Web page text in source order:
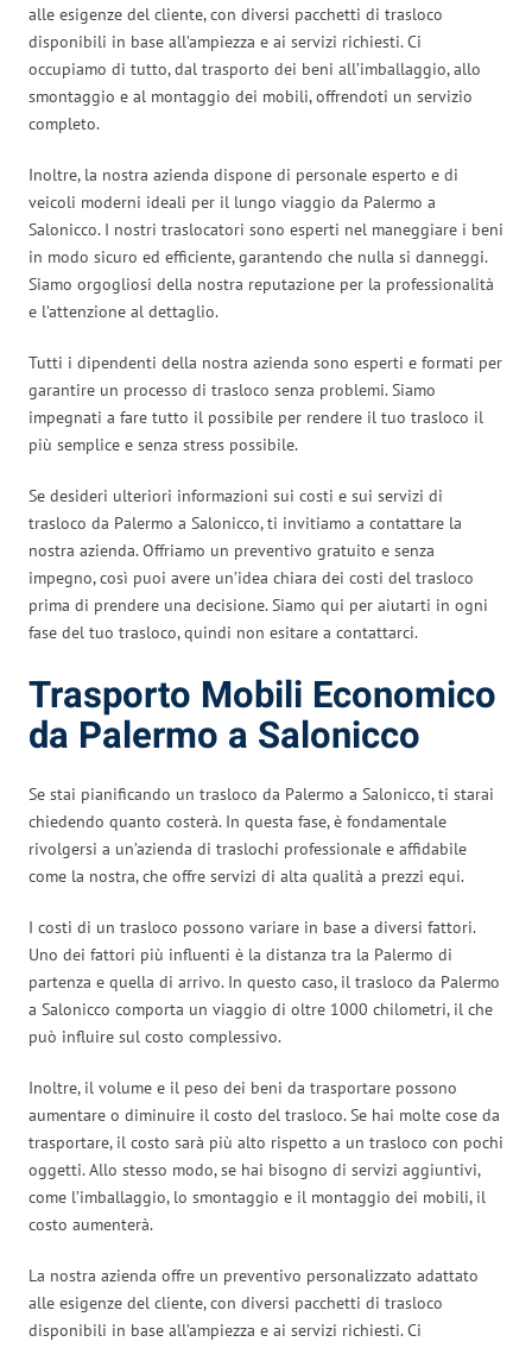
alle esigenze del cliente, con diversi pacchetti di trasloco
disponibili in base all’ampiezza e ai servizi richiesti. Ci
occupiamo di tutto, dal trasporto dei beni all’imballaggio, allo
smontaggio e al montaggio dei mobili, offrendoti un servizio
completo.
Inoltre, la nostra azienda dispone di personale esperto e di
veicoli moderni ideali per il lungo viaggio da Palermo a
Salonicco. I nostri traslocatori sono esperti nel maneggiare i beni
in modo sicuro ed efficiente, garantendo che nulla si danneggi.
Siamo orgogliosi della nostra reputazione per la professionalità
e l’attenzione al dettaglio.
Tutti i dipendenti della nostra azienda sono esperti e formati per
garantire un processo di trasloco senza problemi. Siamo
impegnati a fare tutto il possibile per rendere il tuo trasloco il
più semplice e senza stress possibile.
Se desideri ulteriori informazioni sui costi e sui servizi di
trasloco da Palermo a Salonicco, ti invitiamo a contattare la
nostra azienda. Offriamo un preventivo gratuito e senza
impegno, così puoi avere un’idea chiara dei costi del trasloco
prima di prendere una decisione. Siamo qui per aiutarti in ogni
fase del tuo trasloco, quindi non esitare a contattarci.
Trasporto Mobili Economico
da Palermo a Salonicco
Se stai pianificando un trasloco da Palermo a Salonicco, ti starai
chiedendo quanto costerà. In questa fase, è fondamentale
rivolgersi a un’azienda di traslochi professionale e affidabile
come la nostra, che offre servizi di alta qualità a prezzi equi.
I costi di un trasloco possono variare in base a diversi fattori.
Uno dei fattori più influenti è la distanza tra la Palermo di
partenza e quella di arrivo. In questo caso, il trasloco da Palermo
a Salonicco comporta un viaggio di oltre 1000 chilometri, il che
può influire sul costo complessivo.
Inoltre, il volume e il peso dei beni da trasportare possono
aumentare o diminuire il costo del trasloco. Se hai molte cose da
trasportare, il costo sarà più alto rispetto a un trasloco con pochi
oggetti. Allo stesso modo, se hai bisogno di servizi aggiuntivi,
come l’imballaggio, lo smontaggio e il montaggio dei mobili, il
costo aumenterà.
La nostra azienda offre un preventivo personalizzato adattato
alle esigenze del cliente, con diversi pacchetti di trasloco
disponibili in base all’ampiezza e ai servizi richiesti. Ci